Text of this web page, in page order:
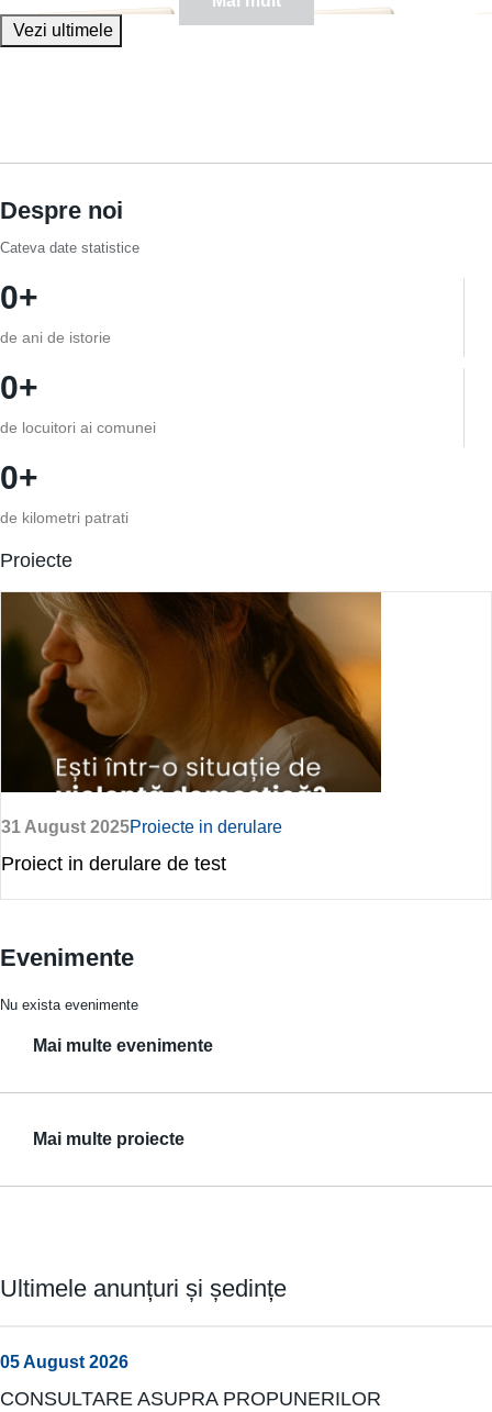
Vezi ultimele
Despre noi
Cateva date statistice
0
de ani de istorie
0
de locuitori ai comunei
0
de kilometri patrati
Proiecte
Proiect in derulare de test
31 August 2025Proiecte in derulare
Evenimente
Nu exista evenimente
Mai multe evenimente
Mai multe proiecte
Ultimele anunțuri și ședințe
CONSULTARE ASUPRA PROPUNERILOR
05 August 2026